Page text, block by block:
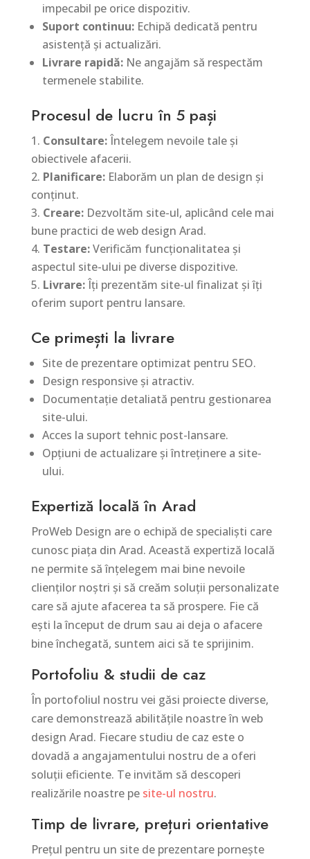
impecabil pe orice dispozitiv.
Suport continuu:Echipă dedicată pentru
asistență și actualizări.
Livrare rapidă:Ne angajăm să respectăm
termenele stabilite.
Procesul de lucru în 5 pași
Consultare:Întelegem nevoile tale și
obiectivele afacerii.
Planificare:Elaborăm un plan de design și
conținut.
Creare:Dezvoltăm site-ul, aplicând cele mai
bune practici de web design Arad.
Testare:Verificăm funcționalitatea și
aspectul site-ului pe diverse dispozitive.
Livrare:Îți prezentăm site-ul finalizat și îți
oferim suport pentru lansare.
Ce primești la livrare
Site de prezentare optimizat pentru SEO.
Design responsive și atractiv.
Documentație detaliată pentru gestionarea
site-ului.
Acces la suport tehnic post-lansare.
Opțiuni de actualizare și întreținere a site-
ului.
Expertiză locală în Arad
ProWeb Design are o echipă de specialiști care
cunosc piața din Arad. Această expertiză locală
ne permite să înțelegem mai bine nevoile
clienților noștri și să creăm soluții personalizate
care să ajute afacerea ta să prospere. Fie că
ești la început de drum sau ai deja o afacere
bine închegată, suntem aici să te sprijinim.
Portofoliu & studii de caz
În portofoliul nostru vei găsi proiecte diverse,
care demonstrează abilitățile noastre în web
design Arad. Fiecare studiu de caz este o
dovadă a angajamentului nostru de a oferi
soluții eficiente. Te invităm să descoperi
realizările noastre pe site-ul nostru.
Timp de livrare, prețuri orientative
Prețul pentru un site de prezentare pornește